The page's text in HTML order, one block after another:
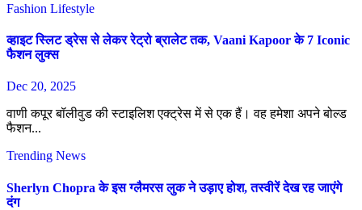
Fashion Lifestyle
व्हाइट स्लिट ड्रेस से लेकर रेट्रो ब्रालेट तक, Vaani Kapoor के 7 Iconic
फैशन लुक्स
Dec 20, 2025
वाणी कपूर बॉलीवुड की स्टाइलिश एक्ट्रेस में से एक हैं। वह हमेशा अपने बोल्ड
फैशन...
Trending News
Sherlyn Chopra के इस ग्लैमरस लुक ने उड़ाए होश, तस्वीरें देख रह जाएंगे
दंग